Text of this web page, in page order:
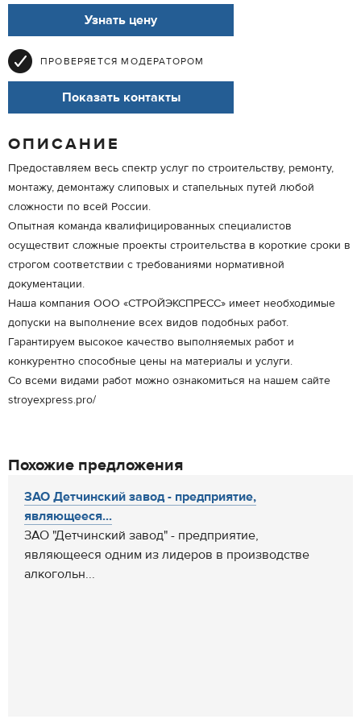
Узнать цену
ПРОВЕРЯЕТСЯ МОДЕРАТОРОМ
Показать контакты
ОПИСАНИЕ
Предоставляем весь спектр услуг по строительству, ремонту,
монтажу, демонтажу слиповых и стапельных путей любой
сложности по всей России.
Опытная команда квалифицированных специалистов
осуществит сложные проекты строительства в короткие сроки в
строгом соответствии с требованиями нормативной
документации.
Наша компания ООО «СТРОЙЭКСПРЕСС» имеет необходимые
допуски на выполнение всех видов подобных работ.
Гарантируем высокое качество выполняемых работ и
конкурентно способные цены на материалы и услуги.
Со всеми видами работ можно ознакомиться на нашем сайте
stroyexpress.pro/
Похожие предложения
ЗАО Детчинский завод - предприятие,
являющееся...
ЗАО "Детчинский завод" - предприятие,
являющееся одним из лидеров в производстве
алкогольн...